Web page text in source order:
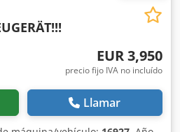
EUR 3,950
precio fijo IVA no incluído
Llamar